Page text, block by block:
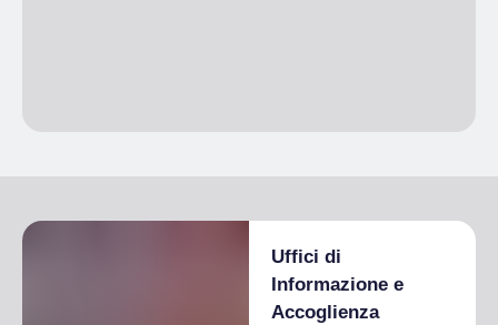
Uffici di
Informazione e
Accoglienza